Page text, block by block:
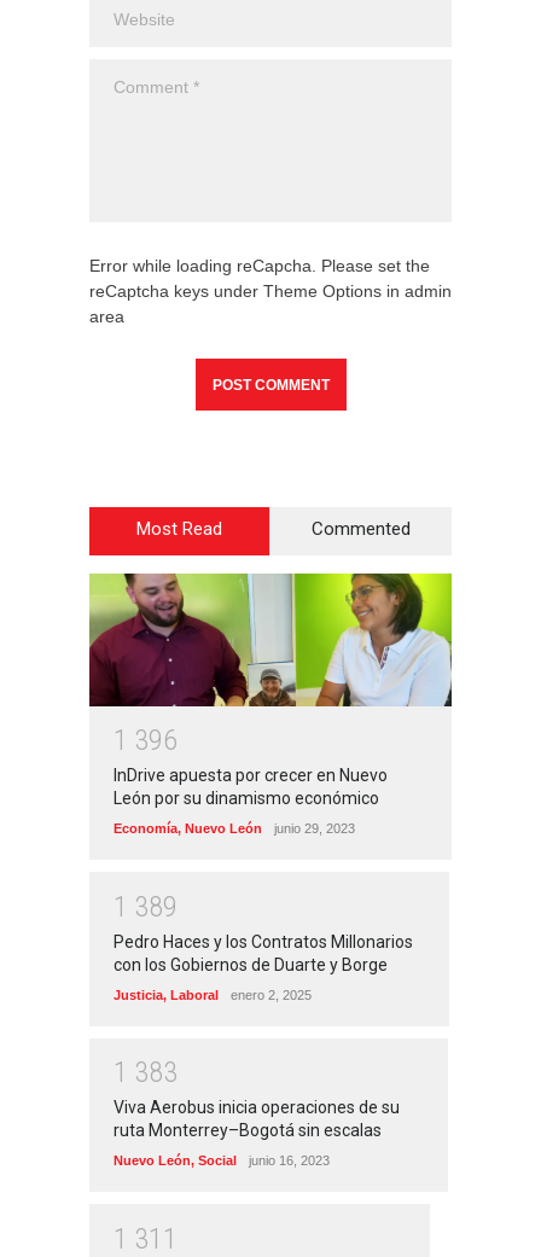
Error while loading reCapcha. Please set the
reCaptcha keys under Theme Options in admin
area
Most Read Commented
1 396
InDrive apuesta por crecer en Nuevo
León por su dinamismo económico
Economía, Nuevo León junio 29, 2023
1 389
Pedro Haces y los Contratos Millonarios
con los Gobiernos de Duarte y Borge
Justicia, Laboral enero 2, 2025
1 383
Viva Aerobus inicia operaciones de su
ruta Monterrey–Bogotá sin escalas
Nuevo León, Social junio 16, 2023
1 31 1